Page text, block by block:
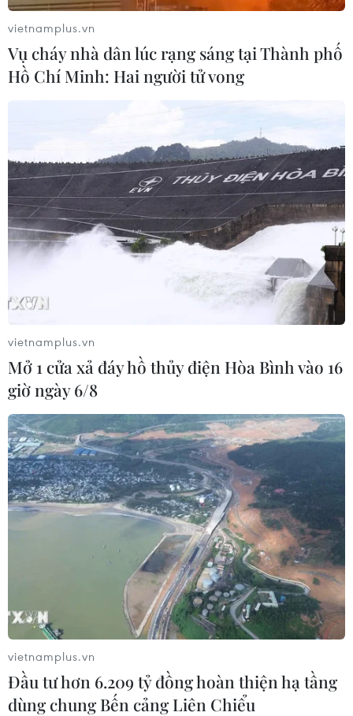
#Elon Musk
#Thị trường Trung Quốc
#Tổng thống Mỹ Donald Trump
#Nhân dân tệ
Theo dõi VietnamPlus
TIN LIÊN QUAN
vietnamplus.vn
Vụ cháy nhà dân lúc rạng sáng tại Thành phố
Hồ Chí Minh: Hai người tử vong
vietnamplus.vn
Mở 1 cửa xả đáy hồ thủy điện Hòa Bình vào 16
giờ ngày 6/8
vietnamplus.vn
Đầu tư hơn 6.209 tỷ đồng hoàn thiện hạ tầng
dùng chung Bến cảng Liên Chiểu